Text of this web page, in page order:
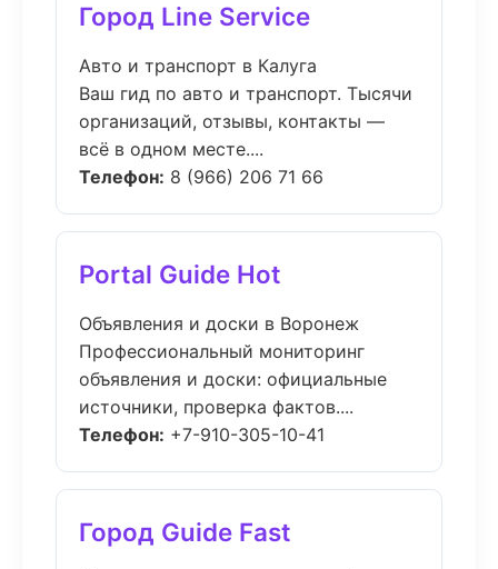
Город Line Service
Авто и транспорт в Калуга
Ваш гид по авто и транспорт. Тысячи
организаций, отзывы, контакты —
всё в одном месте....
Телефон: 8 (966) 206 71 66
Portal Guide Hot
Объявления и доски в Воронеж
Профессиональный мониторинг
объявления и доски: официальные
источники, проверка фактов....
Телефон: +7-910-305-10-41
Город Guide Fast